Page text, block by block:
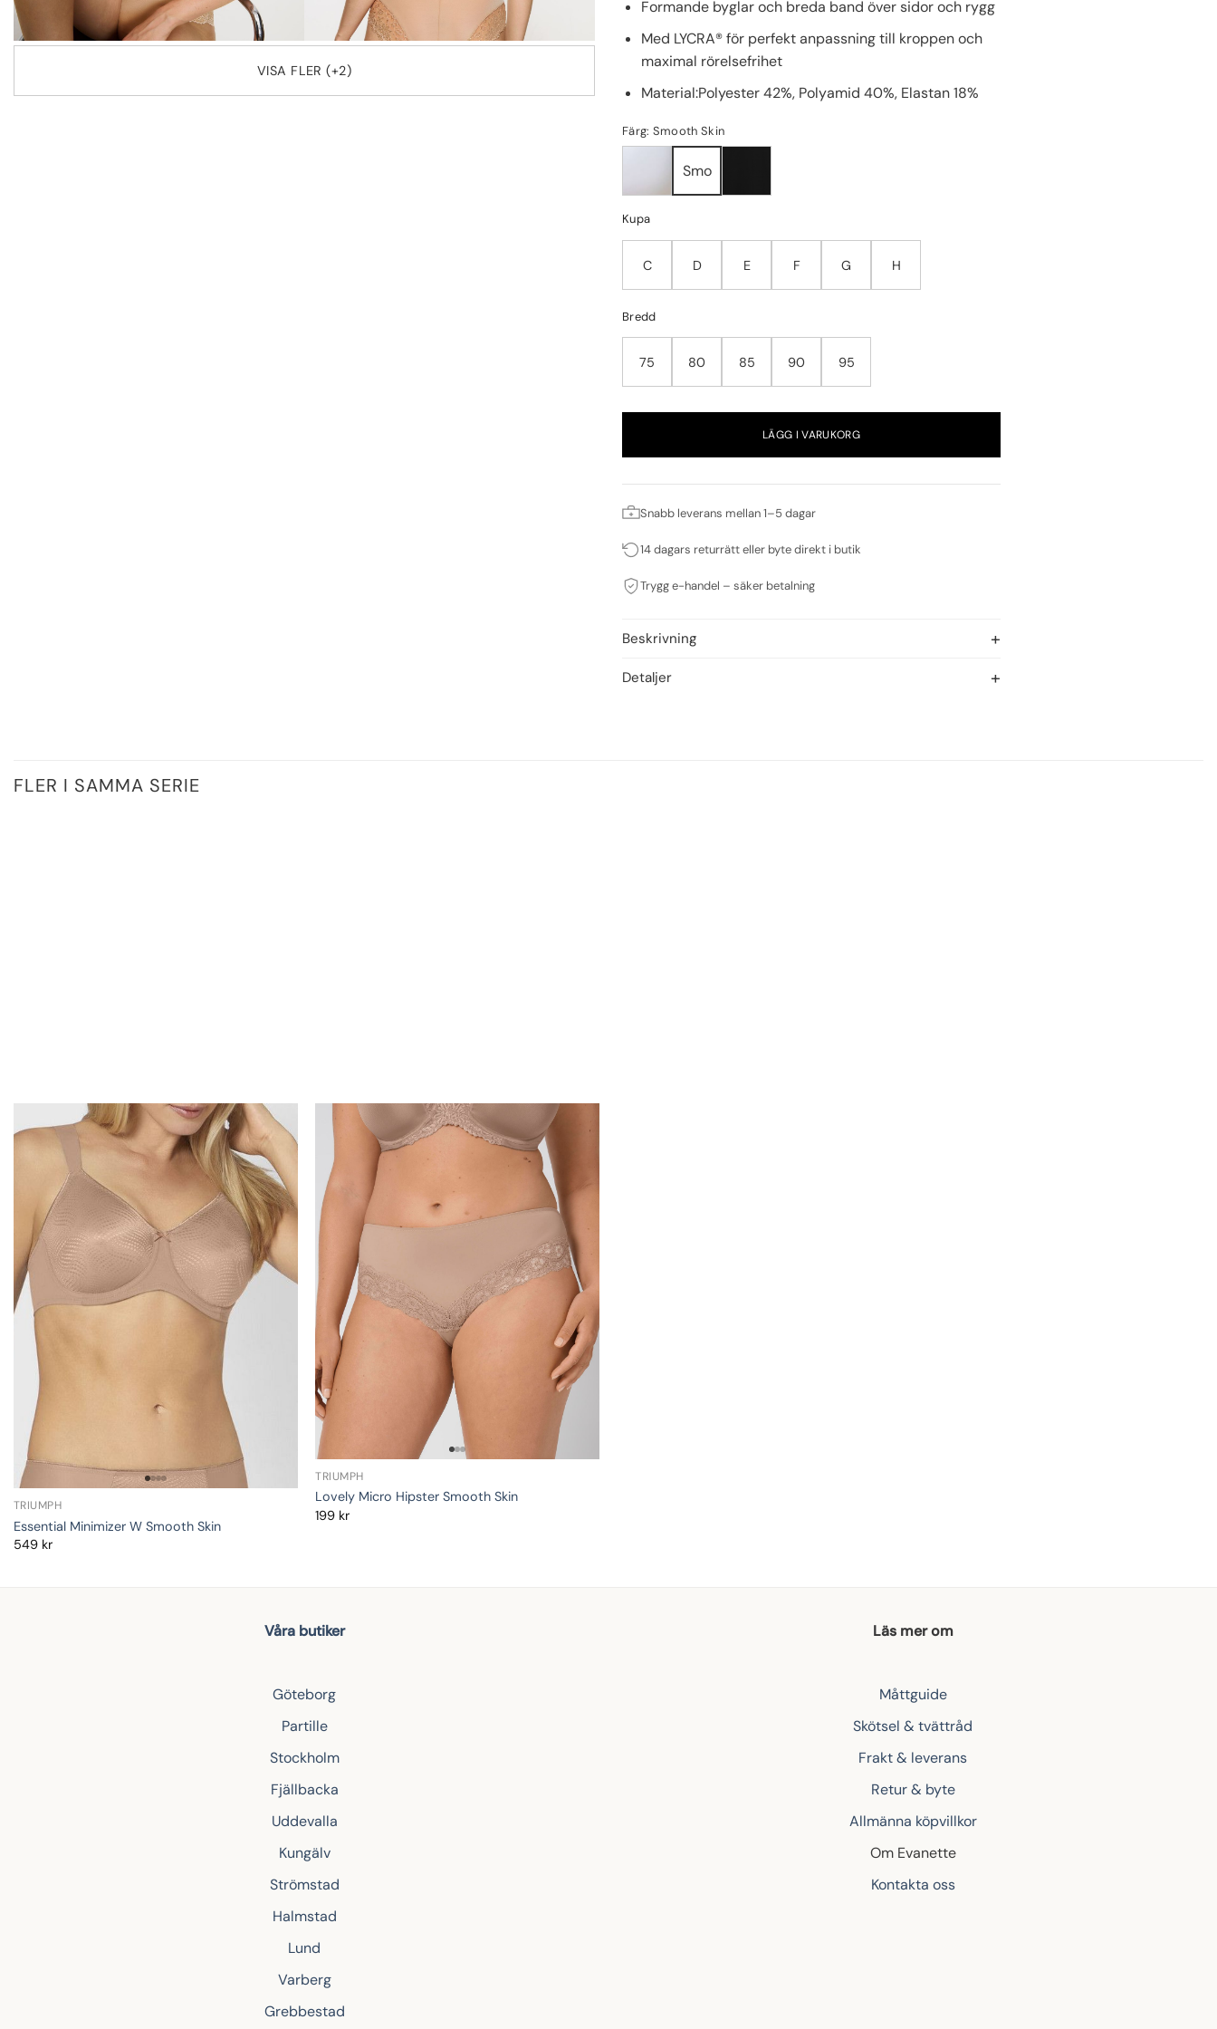
VISA FLER (+2)
Formande byglar och breda band över sidor och rygg
Med LYCRA® för perfekt anpassning till kroppen och
maximal rörelsefrihet
Material:Polyester 42%, Polyamid 40%, Elastan 18%
Färg: Smooth Skin
Smo
Kupa
C D E F G H
Bredd
75 80 85 90 95
LÄGG I VARUKORG
Snabb leverans mellan 1–5 dagar
14 dagars returrätt eller byte direkt i butik
Trygg e-handel – säker betalning
Beskrivning
Detaljer
FLER I SAMMA SERIE
TRIUMPH
Essential Minimizer W Smooth Skin
549 kr
TRIUMPH
Lovely Micro Hipster Smooth Skin
199 kr
Våra butiker
Göteborg
Partille
Stockholm
Fjällbacka
Uddevalla
Kungälv
Strömstad
Halmstad
Lund
Varberg
Grebbestad
Läs mer om
Måttguide
Skötsel & tvättråd
Frakt & leverans
Retur & byte
Allmänna köpvillkor
Om Evanette
Kontakta oss